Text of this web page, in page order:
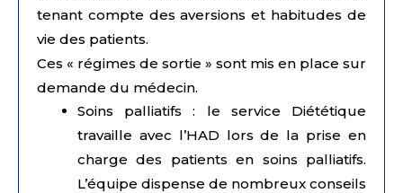
tenant compte des aversions et habitudes de
vie des patients.
Ces « régimes de sortie » sont mis en place sur
demande du médecin.
Soins palliatifs : le service Diététique
travaille avec l’HAD lors de la prise en
charge des patients en soins palliatifs.
L’équipe dispense de nombreux conseils